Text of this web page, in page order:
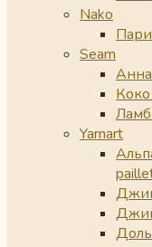
Nako
Seam
Yarnart